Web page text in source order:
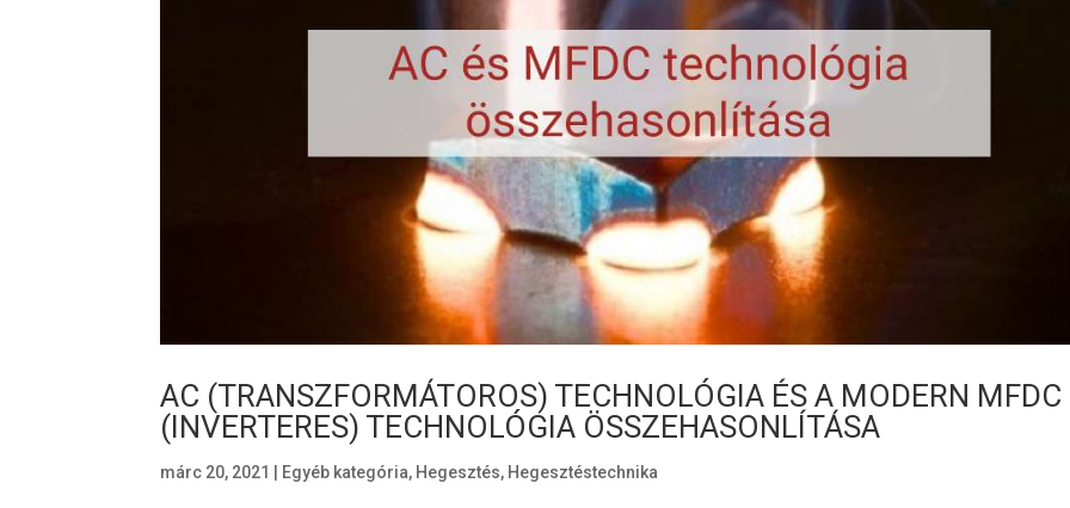
AC (TRANSZFORMÁTOROS) TECHNOLÓGIA ÉS A MODERN MFDC
(INVERTERES) TECHNOLÓGIA ÖSSZEHASONLÍTÁSA
márc 20, 2021 Egyéb kategória, Hegesztés, Hegesztéstechnika